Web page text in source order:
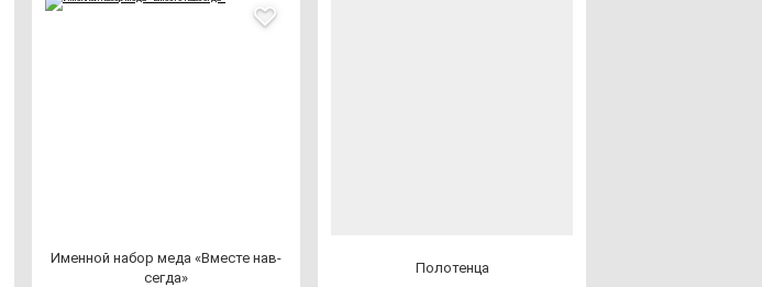
Имен­ной на­бор ме­да «Вмес­те нав­
сег­да»
Поло­тен­ца